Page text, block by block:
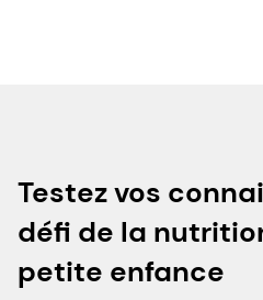
Testez vos
défi de la
petite enfance